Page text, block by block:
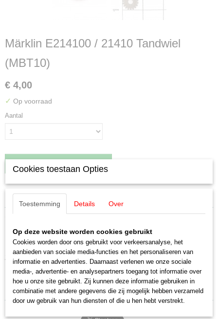
Märklin E214100 / 21410 Tandwiel
(MBT10)
€ 4,00
✓ Op voorraad
Aantal
Specificaties
Productcode leverancier
Schaal
H0 (1:87)
Staat
Nieuw
Märklin E214100 / 21410 Tandwiel
Z = 18
1 stuks
Cookies toestaan Opties
Toestemming Details Over
Op deze website worden cookies gebruikt
Cookies worden door ons gebruikt voor verkeersanalyse, het
aanbieden van sociale media-functies en het personaliseren van
informatie en advertenties. Daarnaast verlenen we onze sociale
media-, advertentie- en analysepartners toegang tot informatie over
hoe u onze site gebruikt. Zij kunnen deze informatie gebruiken in
combinatie met andere gegevens die zij mogelijk hebben verzameld
door uw gebruik van hun diensten of die u hen hebt verstrekt.